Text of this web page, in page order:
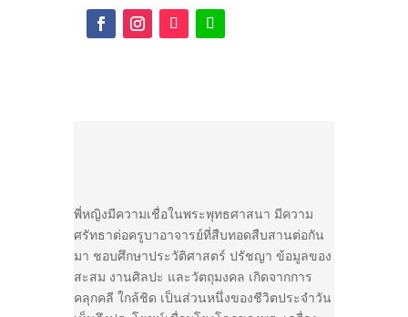
พี่หญิงมีความเชื่อในพระพุทธศาสนา มีความ
ศรัทธาต่อครูบาอาจารย์ที่สืบทอดสืบสานต่อกัน
มา ชอบศึกษาประวัติศาสตร์ ปรัชญา ข้อมูลของ
สะสม งานศิลปะ และวัตถุมงคล เกิดจากการ
คลุกคลี ใกล้ชิด เป็นส่วนหนึ่งของชีวิตประจำวัน